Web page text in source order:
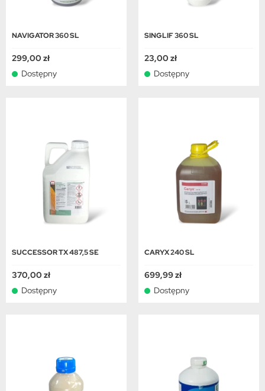
NAVIGATOR 360 SL
299,00 zł
Dostępny
SINGLIF 360 SL
23,00 zł
Dostępny
SUCCESSOR TX 487,5 SE
370,00 zł
Dostępny
CARYX 240 SL
699,99 zł
Dostępny